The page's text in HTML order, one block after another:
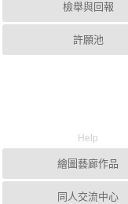
檢舉與回報
許願池
Help
繪圖藝廊作品
同人交流中心